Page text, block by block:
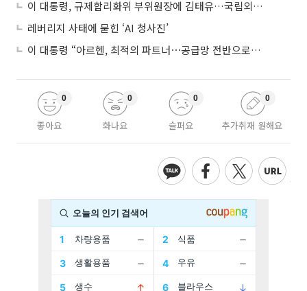
이 대통령, 규제합리화위 부위원장에 김태유…국립외교원장 김흥규
레버리지 사태에 묻힌 ‘AI 청사진’
이 대통령 “아르헨, 최적의 파트너⋯공급망 전반으로 확대”
좋아요
0
화나요
0
슬퍼요
0
추가취재 원해요
0